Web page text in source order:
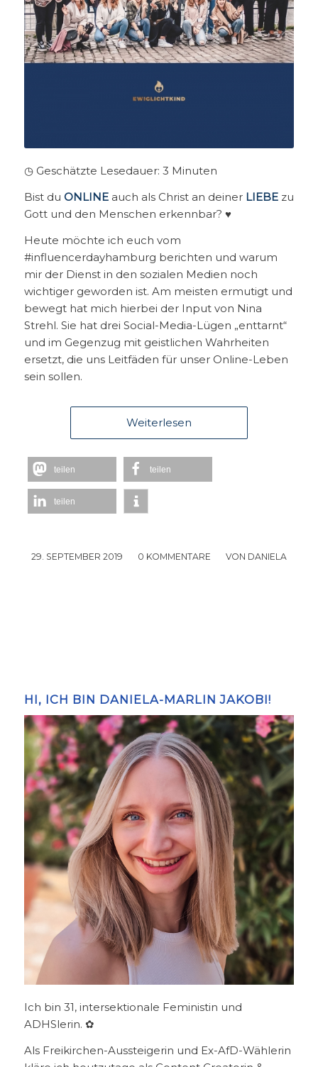
◷ Geschätzte Lesedauer: 3 Minuten
Bist du ONLINEauch als Christ an deiner LIEBEzu
Gott und den Menschen erkennbar? ♥
Heute möchte ich euch vom
#influencerdayhamburg berichten und warum
mir der Dienst in den sozialen Medien noch
wichtiger geworden ist. Am meisten ermutigt und
bewegt hat mich hierbei der Input von Nina
Strehl. Sie hat drei Social-Media-Lügen „enttarnt“
und im Gegenzug mit geistlichen Wahrheiten
ersetzt, die uns Leitfäden für unser Online-Leben
sein sollen.
Weiterlesen
teilen teilen
teilen
29. SEPTEMBER 2019
/ 0 KOMMENTARE
/ VON DANIELA
HI, ICH BIN DANIELA-MARLIN JAKOBI!
Ich bin 31, intersektionale Feministin und
ADHSlerin. ✿
Als Freikirchen-Aussteigerin und Ex-AfD-Wählerin